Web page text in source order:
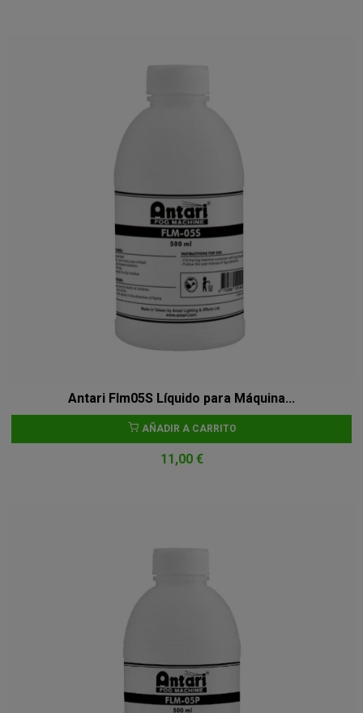
Antari Flm05S Líquido para Máquina...
AÑADIR A CARRITO
11,00 €